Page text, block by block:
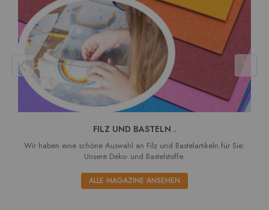
FILZ UND BASTELN .
Wir haben eine schöne Auswahl an Filz und Bastelartikeln für Sie:
Unsere Deko- und Bastelstoffe.
ALLE MAGAZINE ANSEHEN